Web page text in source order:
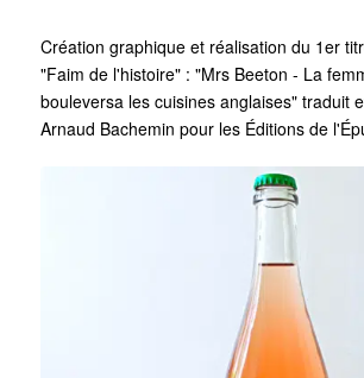
Création graphique et réalisation du 1er
"Faim de l'histoire" : "Mrs Beeton - La
bouleversa les cuisines anglaises" traduit
Arnaud Bachemin pour les Éditions de